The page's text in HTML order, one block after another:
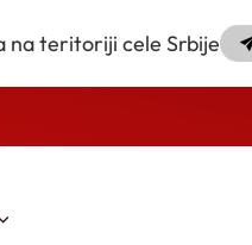
na teritoriji cele Srbije